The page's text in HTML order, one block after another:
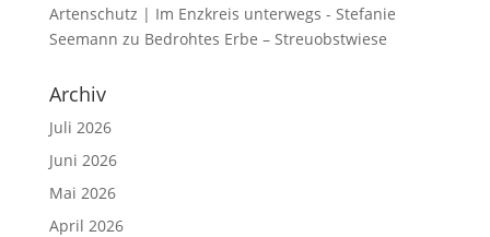
Artenschutz | Im Enzkreis unterwegs - Stefanie
Seemann zu Bedrohtes Erbe – Streuobstwiese
Archiv
Juli 2026
Juni 2026
Mai 2026
April 2026